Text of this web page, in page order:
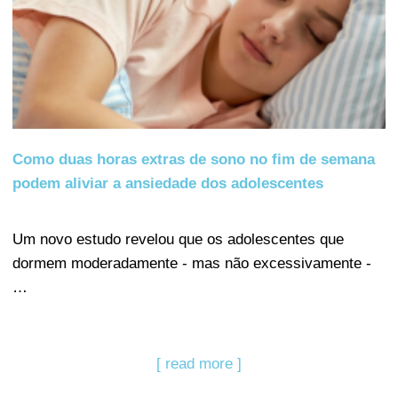
Como duas horas extras de sono no fim de semana
podem aliviar a ansiedade dos adolescentes
Um novo estudo revelou que os adolescentes que
dormem moderadamente - mas não excessivamente -
…
[ read more ]